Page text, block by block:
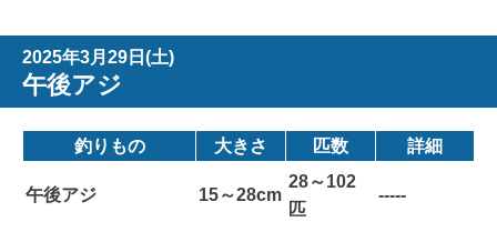
2025年3月29日(土)
午後アジ
釣りもの 大きさ 匹数 詳細
午後アジ 15～28cm
28～102
匹
-----